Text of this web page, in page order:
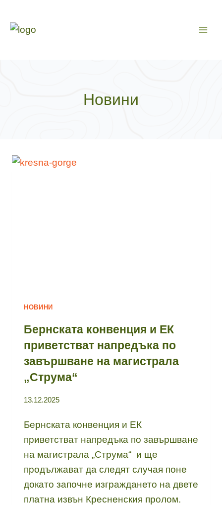
съдържанието
Новини
НОВИНИ
Бернската конвенция и ЕК
приветстват напредъка по
завършване на магистрала
„Струма“
13.12.2025
Бернската конвенция и ЕК
приветстват напредъка по завършване
на магистрала „Струма“ и ще
продължават да следят случая поне
докато започне изграждането на двете
платна извън Кресненския пролом.